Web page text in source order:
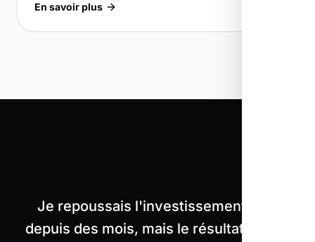
En savoir plus
Je repoussais l'investissement web
depuis des mois, mais le résultat n'était